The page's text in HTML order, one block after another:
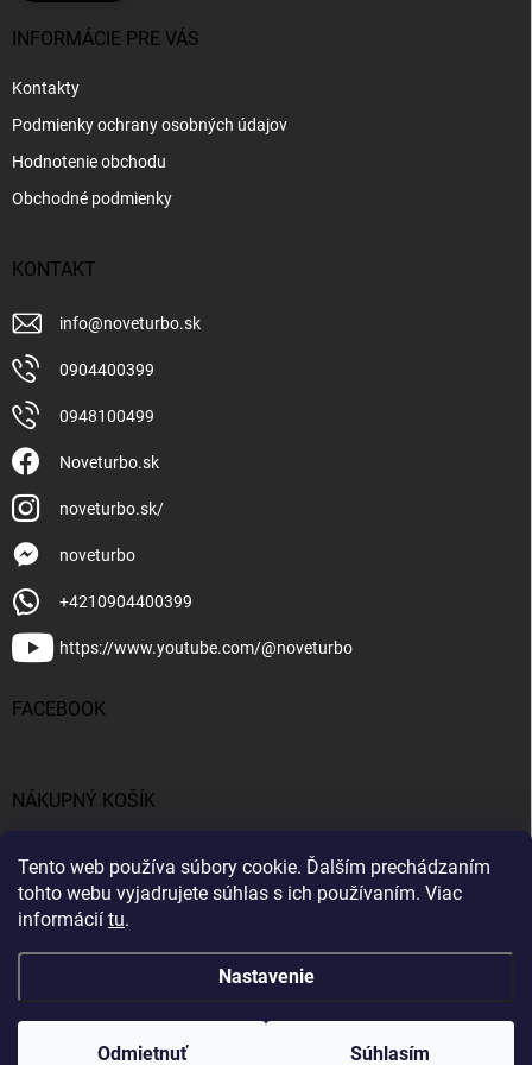
Tento web používa súbory cookie. Ďalším prechádzaním
tohto webu vyjadrujete súhlas s ich používaním. Viac
informácií tu.
Nastavenie
Odmietnuť Súhlasím
INFORMÁCIE PRE VÁS
Kontakty
Podmienky ochrany osobných údajov
Hodnotenie obchodu
Obchodné podmienky
KONTAKT
info@noveturbo.sk
0904400399
0948100499
Noveturbo.sk
noveturbo.sk/
noveturbo
+4210904400399
https://www.youtube.com/@noveturbo
FACEBOOK
NÁKUPNÝ KOŠÍK
€0